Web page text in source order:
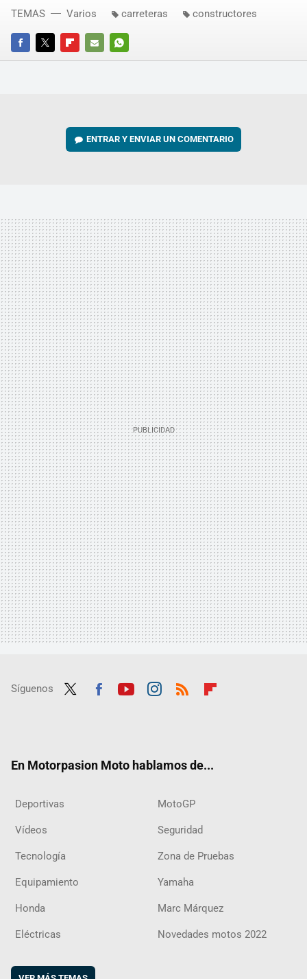
FACEBOOKTWITTERFLIPBOARD
E-
WHATSAPP
TEMAS Varios carreteras constructores
ENTRAR Y ENVIAR UN COMENTARIO
Síguenos
En Motorpasion Moto hablamos de...
Deportivas MotoGP
Vídeos Seguridad
Tecnología Zona de Pruebas
Equipamiento Yamaha
Honda Marc Márquez
Eléctricas Novedades motos 2022